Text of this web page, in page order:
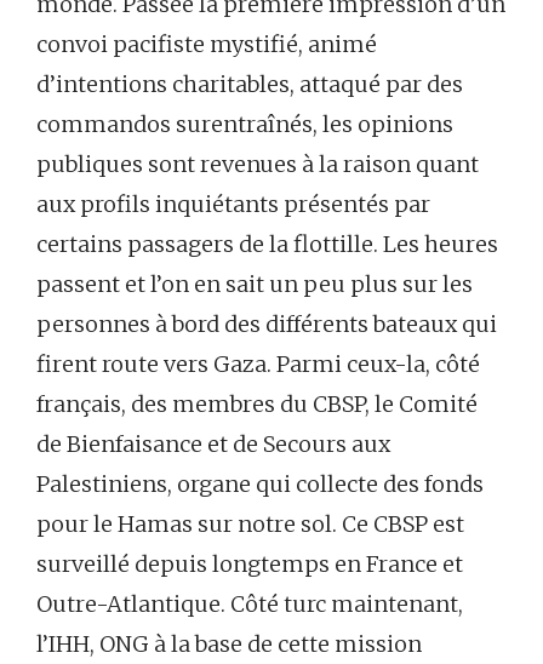
convoi pacifiste mystifié, animé
d’intentions charitables, attaqué par des
commandos surentraînés, les opinions
publiques sont revenues à la raison quant
aux profils inquiétants présentés par
certains passagers de la flottille. Les heures
passent et l’on en sait un peu plus sur les
personnes à bord des différents bateaux qui
firent route vers Gaza. Parmi ceux-la, côté
français, des membres du CBSP, le Comité
de Bienfaisance et de Secours aux
Palestiniens, organe qui collecte des fonds
pour le Hamas sur notre sol. Ce CBSP est
surveillé depuis longtemps en France et
Outre-Atlantique. Côté turc maintenant,
l’IHH, ONG à la base de cette mission